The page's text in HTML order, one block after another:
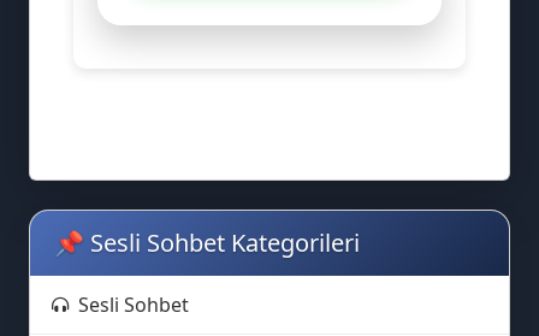
📌 Sesli Sohbet Kategorileri
Sesli Sohbet